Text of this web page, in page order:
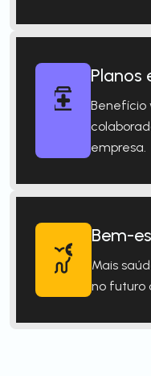
Planos
Benefício
empresa.
Bem-
Mais
no futuro